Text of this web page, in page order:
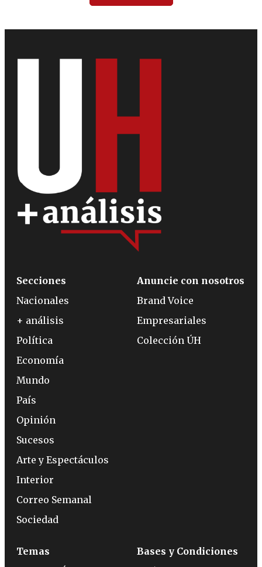
Secciones
Nacionales
+ análisis
Política
Economía
Mundo
País
Opinión
Sucesos
Arte y Espectáculos
Interior
Correo Semanal
Sociedad
Anuncie con nosotros
Brand Voice
Empresariales
Colección ÚH
Temas
Bases y Condiciones